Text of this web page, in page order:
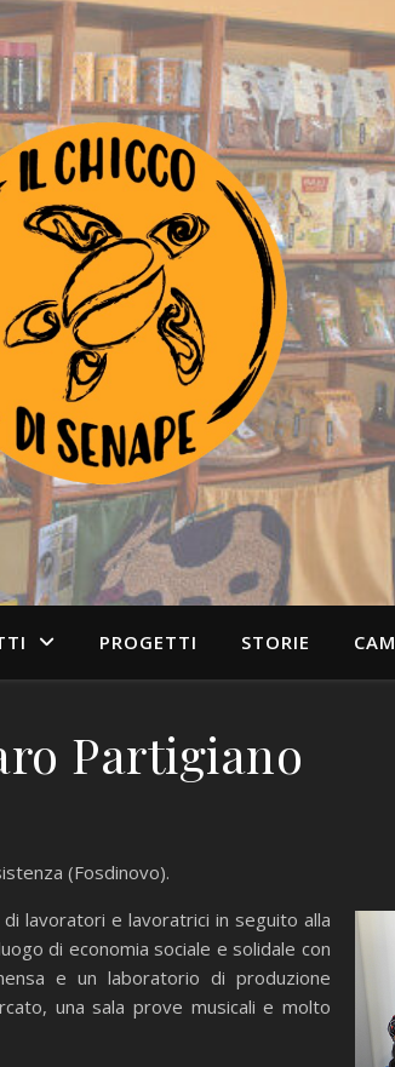
PROGETTI STORIE
Partigiano
(Fosdinovo).
lavoratori e lavoratrici in seguito alla
di economia sociale e solidale con
e un laboratorio di produzione
una sala prove musicali e molto